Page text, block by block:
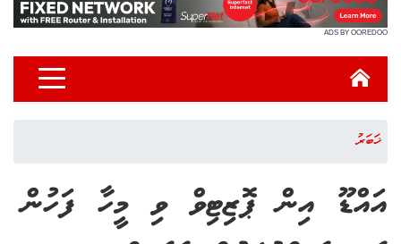
ADS BY OOREDOO
ޚަބަރު
އައްޑޫ އިން ޕޮޒިޓިވް ވި މީހާ ފަހުން